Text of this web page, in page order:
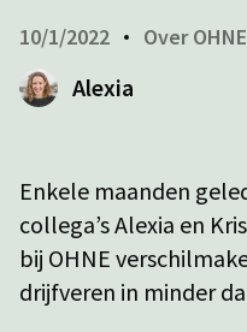
Alexia
10/1/2022 Over OHNE
Enkele maanden
collega’s Alexia en
bij OHNE
drijfveren in minder